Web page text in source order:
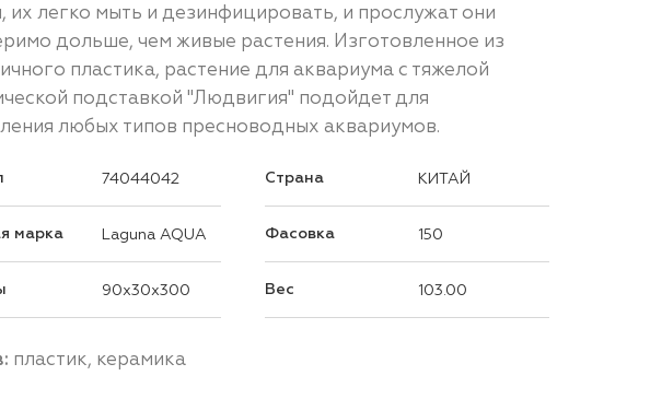
их легко мыть и дезинфицировать, и прослужат они
дольше, чем живые растения. Изготовленное из
пластика, растение для аквариума с тяжелой
подставкой "Людвигия" подойдет для
любых типов пресноводных аквариумов.
74044042
марка Laguna AQUA
90x30x300
Страна КИТАЙ
Фасовка 150
Вес 103.00
пластик, керамика